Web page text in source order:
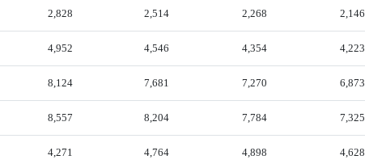
2,828 2,514 2,268 2,146
4,952 4,546 4,354 4,223
8,124 7,681 7,270 6,873
8,557 8,204 7,784 7,325
4,271 4,764 4,898 4,628